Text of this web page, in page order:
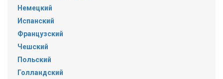
Немецкий
Испанский
Французский
Чешский
Польский
Голландский